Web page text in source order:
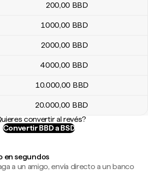
200,00 BBD
1000,00 BBD
2000,00 BBD
4000,00 BBD
10.000,00 BBD
20.000,00 BBD
convertir al revés?
Convertir BBD a BSD
en segundos
a un amigo, envía directo a un banco